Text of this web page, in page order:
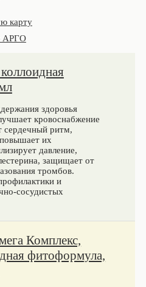
карту
АРГО
здоровья
кровоснабжение
сердечный ритм,
их
давление,
защищает от
тромбов.
и
сосудистых
Комплекс,
фитоформула,